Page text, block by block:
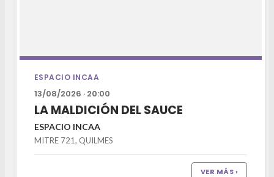
ESPACIO INCAA
13/08/2026 · 20:00
LA MALDICIÓN DEL SAUCE
ESPACIO INCAA
MITRE 721, QUILMES
VER MÁS ›